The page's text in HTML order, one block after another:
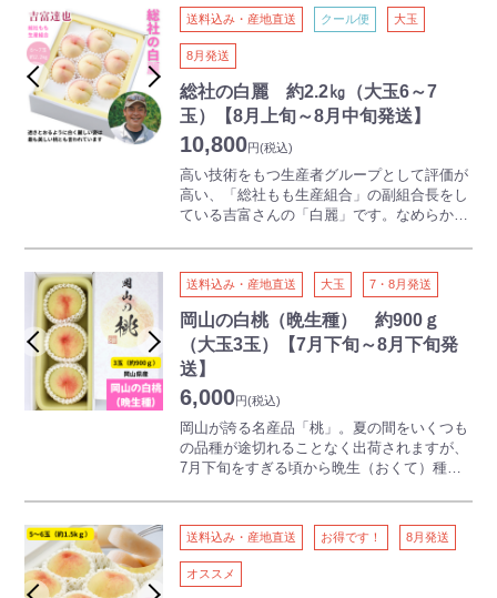
産組合」の桃をお届けします。
吉備路として有名な古代吉備文化発祥の地・
総社市から、産地限定の桃をお届けします。
「お客様の気持ちになって美味しい桃を作
る」総社もも生産組合の心意気。適熟にこだ
わったブランド桃です。
送料込み・産地直送 クール便 大玉
8月発送
総社の白麗 約2.2㎏（大玉6～7
玉）【8月上旬～8月中旬発送】
10,800円(税込)
高い技術をもつ生産者グループとして評価が
高い、「総社もも生産組合」の副組合長をし
ている吉富さんの「白麗」です。なめらかな
とつです。
※吉富達也さんを中心とした「総社もも生産
組合」の桃をお届けします。
吉備路として有名な古代吉備文化発祥の地・
総社市から、産地限定の桃をお届けします。
「お客様の気持ちになって美味しい桃を作
る」総社もも生産組合の心意気。適熟にこだ
送料込み・産地直送 大玉 7・8月発送
岡山の白桃（晩生種） 約900ｇ
（大玉3玉）【7月下旬～8月下旬発
送】
6,000円(税込)
岡山が誇る名産品「桃」。夏の間をいくつも
の品種が途切れることなく出荷されますが、
7月下旬をすぎる頃から晩生（おくて）種と
晩生種の品種には、おかやま夢白桃、白麗
（はくれい）、瀬戸内白桃などがあります
が、比較的大玉の果実でしっかりとした食感
が特徴です。天候が安定する時期のため、糖
度があがりやすいのも人気の理由です。
送料込み・産地直送 お得です！ 8月発送
オススメ